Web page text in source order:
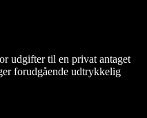
udgifter til en privat antaget
forudgående udtrykkelig